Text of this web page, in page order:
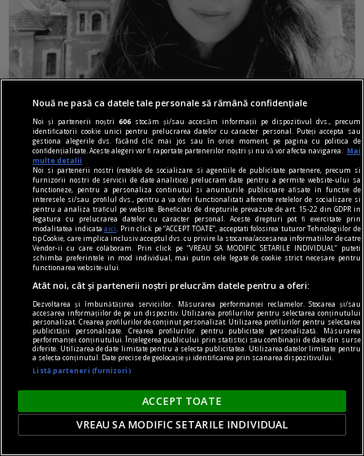
poemul săptămânii
Orice sfârșit e un nou început
Când faci febră, când plângi din senin, când râzi
cu toată gura știrbă.
Martie este luna concertelor de chitară
În perioada 16-30 martie 2024, Asociația
Nouă ne pasă ca datele tale personale să rămână confidențiale
Noi și partenerii noștri606 stocăm și/sau accesăm informații pe dispozitivul dvs., precum
identificatorii cookie unici pentru prelucrarea datelor cu caracter personal. Puteți accepta sau
gestiona alegerile dvs. făcând clic mai jos sau în orice moment, pe pagina cu politica de
confidențialitate. Aceste alegeri vor fi raportate partenerilor noștri și nu vă vor afecta navigarea.
Mai
multe detalii
Noi si partenerii nostri (retelele de socializare si agentiile de publicitate partenere, precum si
furnizorii nostri de servicii de date analitice) prelucram date pentru a permite website-ului sa
functioneze, pentru a personaliza continutul si anunturile publicitare afisate in functie de
interesele si/sau profilul dvs., pentru a va oferi functionalitati aferente retelelor de socializare si
pentru a analiza traficul pe website. Beneficiati de drepturile prevazute de art. 15-22 din GDPR in
legatura cu prelucrarea datelor cu caracter personal. Aceste drepturi pot fi exercitate prin
modalitatea indicataaici
. Prin click pe “ACCEPT TOATE”, acceptati folosirea tuturor Tehnologiilor de
tip Cookie, care implica inclusiv acceptul dvs. cu privire la stocarea/accesarea informatiilor de catre
Vendor-ii cu care colaboram. Prin click pe “VREAU SA MODIFIC SETARILE INDIVIDUAL” puteti
schimba preferintele in mod individual, mai putin cele legate de cookie strict necesare pentru
functionarea website-ului.
Atât noi, cât și partenerii noștri prelucrăm datele pentru a oferi:
Dezvoltarea și îmbunătățirea serviciilor. Măsurarea performanței reclamelor. Stocarea și/sau
accesarea informațiilor de pe un dispozitiv. Utilizarea profilurilor pentru selectarea conținutului
personalizat. Crearea profilurilor de conținut personalizat. Utilizarea profilurilor pentru selectarea
publicității personalizate. Crearea profilurilor pentru publicitate personalizată. Măsurarea
performanței conținutului. Înțelegerea publicului prin statistici sau combinații de date din surse
diferite. Utilizarea de date limitate pentru a selecta publicitatea. Utilizarea datelor limitate pentru
a selecta conținutul. Date precise de geolocație și identificarea prin scanarea dispozitivului.
Listă parteneri (furnizori)
ACCEPT TOATE
VREAU SA MODIFIC SETARILE INDIVIDUAL